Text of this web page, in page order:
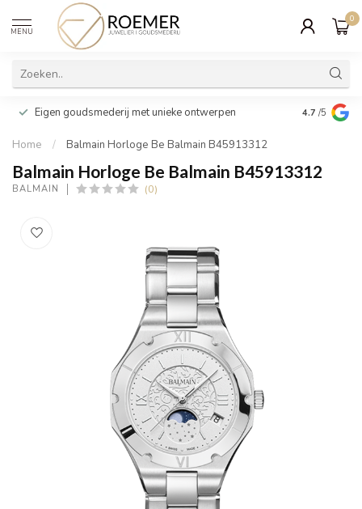
MENU
0
Eigen goudsmederij met unieke ontwerpen Wij
cadeau
4.7 /5
Home / Balmain Horloge Be Balmain B45913312
Balmain Horloge Be Balmain B45913312
BALMAIN (0)